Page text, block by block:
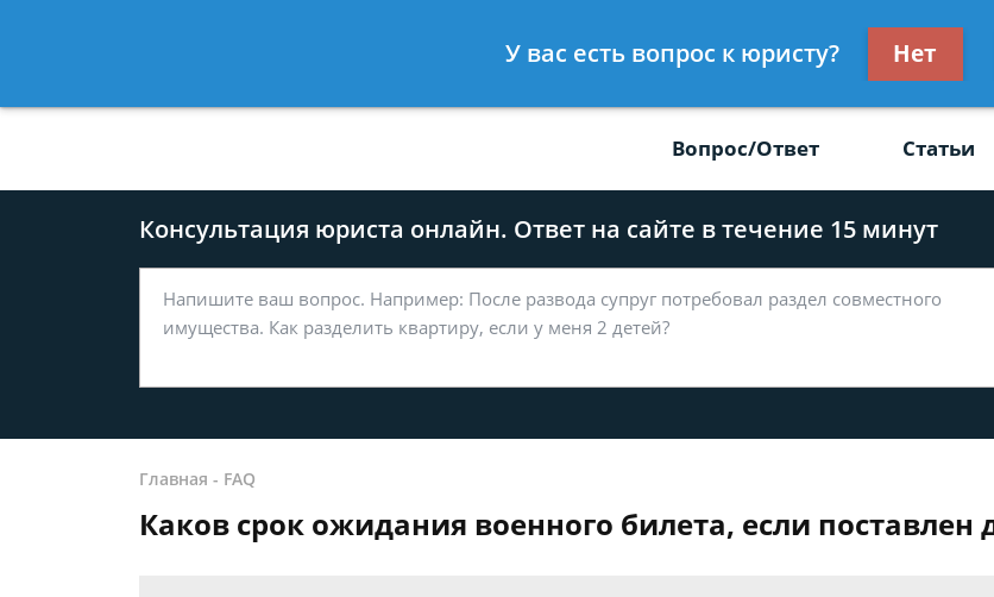
8 812 509-27-47
Вопрос/Ответ Статьи
Консультация юриста онлайн. Ответ на сайте в течение 15 минут
Главная - FAQ
Каков срок ожидания военного билета, если поставлен
У вас есть вопрос к юристу? Нет